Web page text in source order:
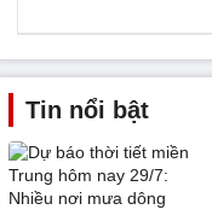
Tin nổi bật